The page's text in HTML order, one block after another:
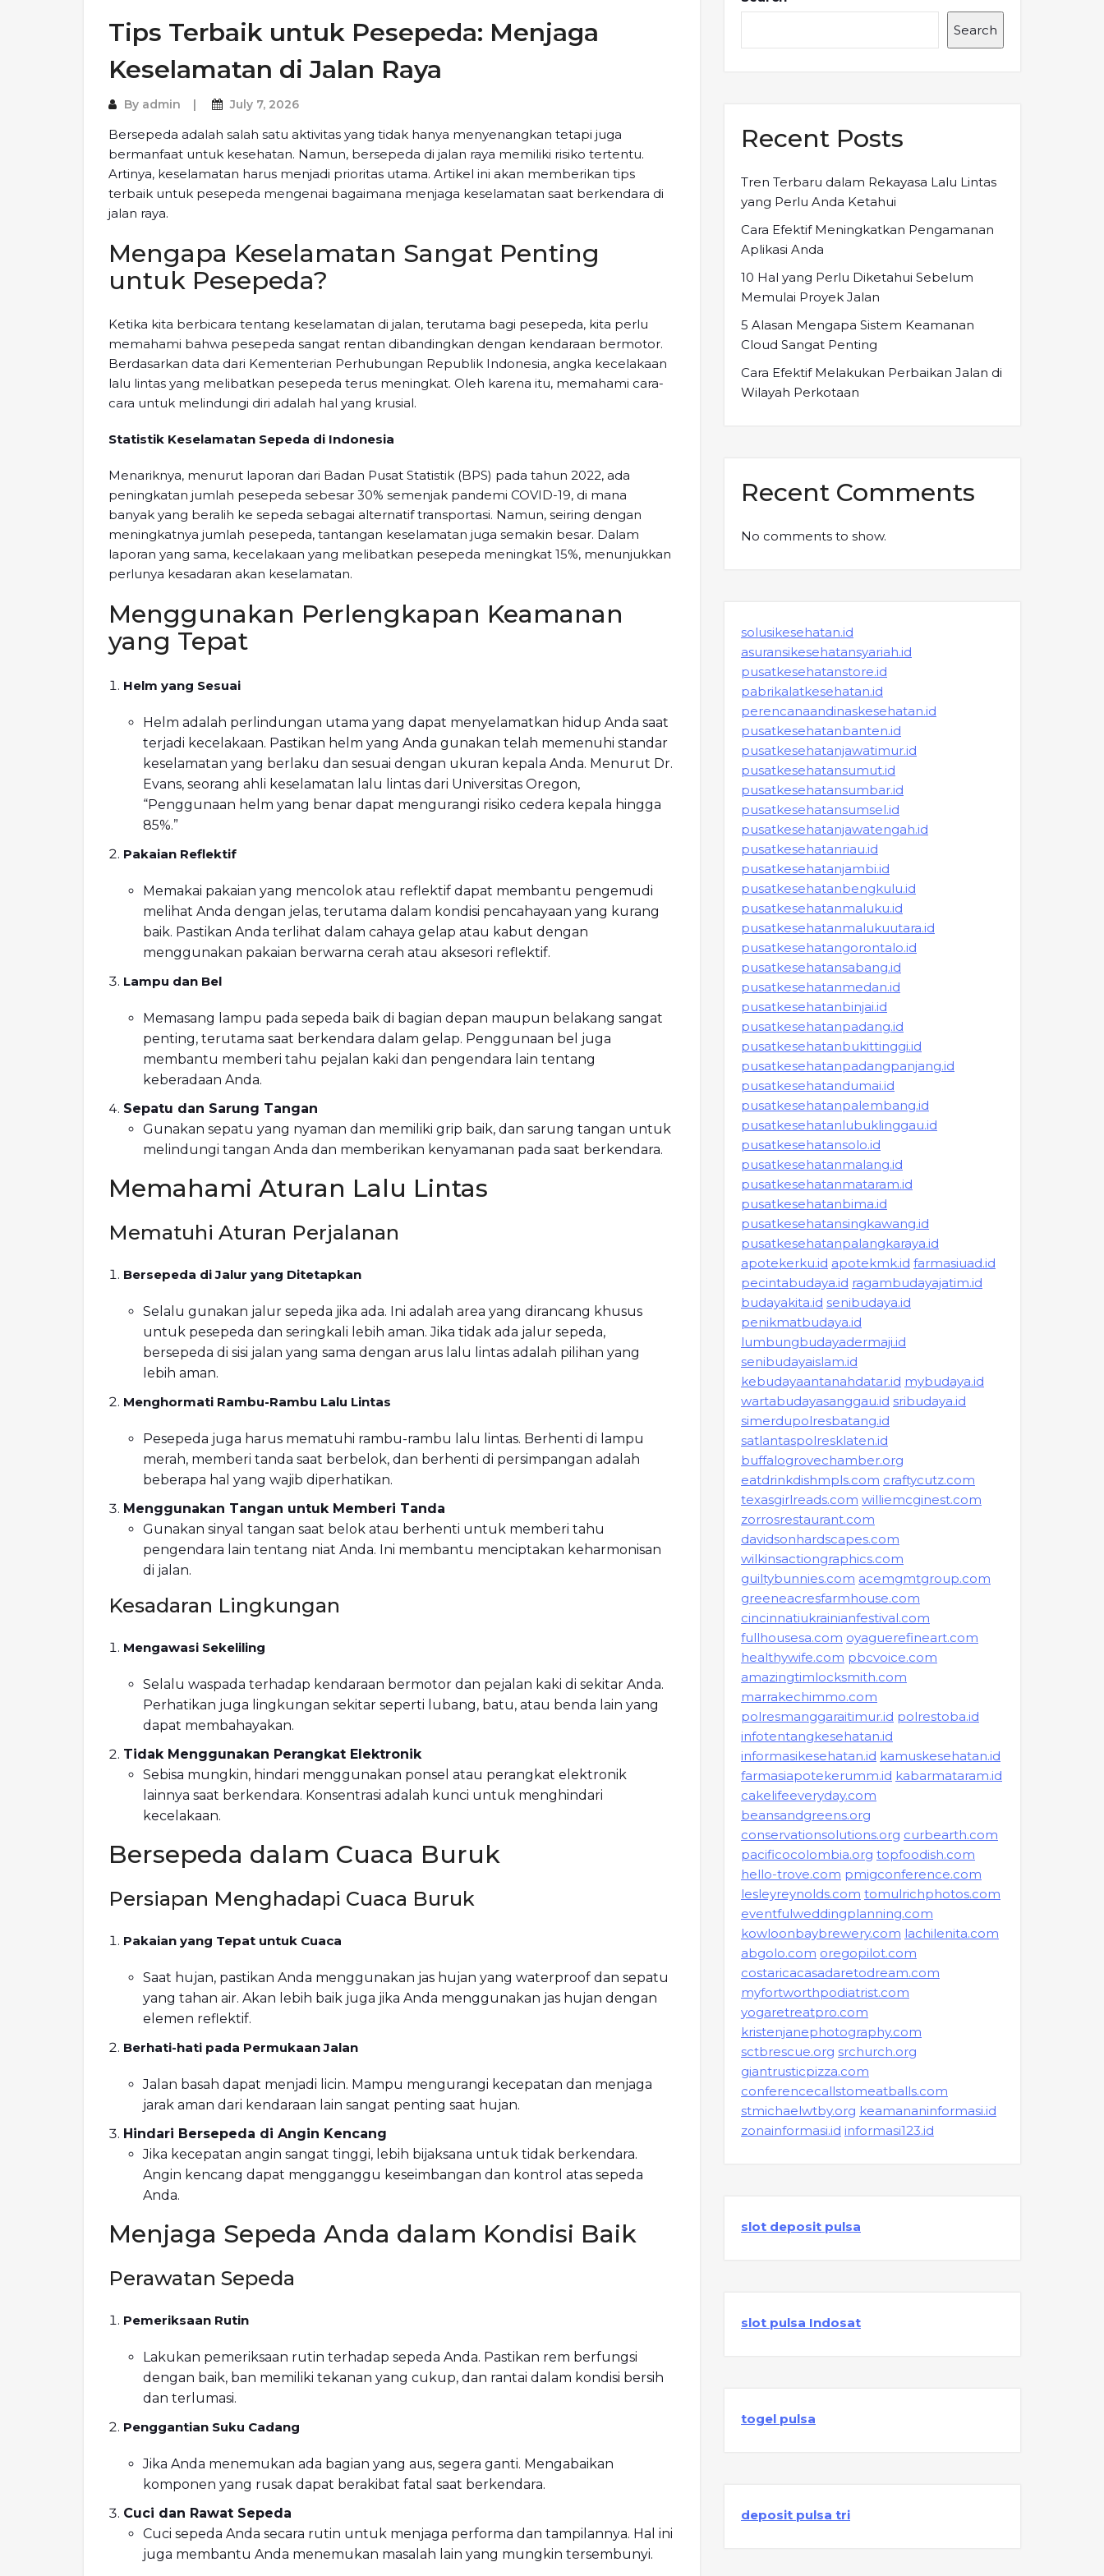
Tips Terbaik untuk Pesepeda: Menjaga
Keselamatan di Jalan Raya
By admin July 7, 2026
Bersepeda adalah salah satu aktivitas yang tidak hanya menyenangkan tetapi juga
bermanfaat untuk kesehatan. Namun, bersepeda di jalan raya memiliki risiko tertentu.
Artinya, keselamatan harus menjadi prioritas utama. Artikel ini akan memberikan tips
terbaik untuk pesepeda mengenai bagaimana menjaga keselamatan saat berkendara di
jalan raya.
Mengapa Keselamatan Sangat Penting
untuk Pesepeda?
Ketika kita berbicara tentang keselamatan di jalan, terutama bagi pesepeda, kita perlu
memahami bahwa pesepeda sangat rentan dibandingkan dengan kendaraan bermotor.
Berdasarkan data dari Kementerian Perhubungan Republik Indonesia, angka kecelakaan
lalu lintas yang melibatkan pesepeda terus meningkat. Oleh karena itu, memahami cara-
cara untuk melindungi diri adalah hal yang krusial.
Statistik Keselamatan Sepeda di Indonesia
Menariknya, menurut laporan dari Badan Pusat Statistik (BPS) pada tahun 2022, ada
peningkatan jumlah pesepeda sebesar 30% semenjak pandemi COVID-19, di mana
banyak yang beralih ke sepeda sebagai alternatif transportasi. Namun, seiring dengan
meningkatnya jumlah pesepeda, tantangan keselamatan juga semakin besar. Dalam
laporan yang sama, kecelakaan yang melibatkan pesepeda meningkat 15%, menunjukkan
perlunya kesadaran akan keselamatan.
Menggunakan Perlengkapan Keamanan
yang Tepat
Helm yang Sesuai
Helm adalah perlindungan utama yang dapat menyelamatkan hidup Anda saat
terjadi kecelakaan. Pastikan helm yang Anda gunakan telah memenuhi standar
keselamatan yang berlaku dan sesuai dengan ukuran kepala Anda. Menurut Dr.
Evans, seorang ahli keselamatan lalu lintas dari Universitas Oregon,
“Penggunaan helm yang benar dapat mengurangi risiko cedera kepala hingga
85%.”
Pakaian Reflektif
Memakai pakaian yang mencolok atau reflektif dapat membantu pengemudi
melihat Anda dengan jelas, terutama dalam kondisi pencahayaan yang kurang
baik. Pastikan Anda terlihat dalam cahaya gelap atau kabut dengan
menggunakan pakaian berwarna cerah atau aksesori reflektif.
Lampu dan Bel
Memasang lampu pada sepeda baik di bagian depan maupun belakang sangat
penting, terutama saat berkendara dalam gelap. Penggunaan bel juga
membantu memberi tahu pejalan kaki dan pengendara lain tentang
keberadaan Anda.
Sepatu dan Sarung Tangan
Gunakan sepatu yang nyaman dan memiliki grip baik, dan sarung tangan untuk
melindungi tangan Anda dan memberikan kenyamanan pada saat berkendara.
Memahami Aturan Lalu Lintas
Mematuhi Aturan Perjalanan
Bersepeda di Jalur yang Ditetapkan
Selalu gunakan jalur sepeda jika ada. Ini adalah area yang dirancang khusus
untuk pesepeda dan seringkali lebih aman. Jika tidak ada jalur sepeda,
bersepeda di sisi jalan yang sama dengan arus lalu lintas adalah pilihan yang
lebih aman.
Menghormati Rambu-Rambu Lalu Lintas
Pesepeda juga harus mematuhi rambu-rambu lalu lintas. Berhenti di lampu
merah, memberi tanda saat berbelok, dan berhenti di persimpangan adalah
beberapa hal yang wajib diperhatikan.
Menggunakan Tangan untuk Memberi Tanda
Gunakan sinyal tangan saat belok atau berhenti untuk memberi tahu
pengendara lain tentang niat Anda. Ini membantu menciptakan keharmonisan
di jalan.
Kesadaran Lingkungan
Mengawasi Sekeliling
Selalu waspada terhadap kendaraan bermotor dan pejalan kaki di sekitar Anda.
Perhatikan juga lingkungan sekitar seperti lubang, batu, atau benda lain yang
dapat membahayakan.
Tidak Menggunakan Perangkat Elektronik
Sebisa mungkin, hindari menggunakan ponsel atau perangkat elektronik
lainnya saat berkendara. Konsentrasi adalah kunci untuk menghindari
kecelakaan.
Bersepeda dalam Cuaca Buruk
Persiapan Menghadapi Cuaca Buruk
Pakaian yang Tepat untuk Cuaca
Saat hujan, pastikan Anda menggunakan jas hujan yang waterproof dan sepatu
yang tahan air. Akan lebih baik juga jika Anda menggunakan jas hujan dengan
elemen reflektif.
Berhati-hati pada Permukaan Jalan
Jalan basah dapat menjadi licin. Mampu mengurangi kecepatan dan menjaga
jarak aman dari kendaraan lain sangat penting saat hujan.
Hindari Bersepeda di Angin Kencang
Jika kecepatan angin sangat tinggi, lebih bijaksana untuk tidak berkendara.
Angin kencang dapat mengganggu keseimbangan dan kontrol atas sepeda
Anda.
Menjaga Sepeda Anda dalam Kondisi Baik
Perawatan Sepeda
Pemeriksaan Rutin
Lakukan pemeriksaan rutin terhadap sepeda Anda. Pastikan rem berfungsi
dengan baik, ban memiliki tekanan yang cukup, dan rantai dalam kondisi bersih
dan terlumasi.
Penggantian Suku Cadang
Jika Anda menemukan ada bagian yang aus, segera ganti. Mengabaikan
komponen yang rusak dapat berakibat fatal saat berkendara.
Cuci dan Rawat Sepeda
Cuci sepeda Anda secara rutin untuk menjaga performa dan tampilannya. Hal ini
juga membantu Anda menemukan masalah lain yang mungkin tersembunyi.
Search
Recent Posts
Tren Terbaru dalam Rekayasa Lalu Lintas
yang Perlu Anda Ketahui
Cara Efektif Meningkatkan Pengamanan
Aplikasi Anda
10 Hal yang Perlu Diketahui Sebelum
Memulai Proyek Jalan
5 Alasan Mengapa Sistem Keamanan
Cloud Sangat Penting
Cara Efektif Melakukan Perbaikan Jalan di
Wilayah Perkotaan
Recent Comments
No comments to show.
solusikesehatan.id
asuransikesehatansyariah.id
pusatkesehatanstore.id
pabrikalatkesehatan.id
perencanaandinaskesehatan.id
pusatkesehatanbanten.id
pusatkesehatanjawatimur.id
pusatkesehatansumut.id
pusatkesehatansumbar.id
pusatkesehatansumsel.id
pusatkesehatanjawatengah.id
pusatkesehatanriau.id
pusatkesehatanjambi.id
pusatkesehatanbengkulu.id
pusatkesehatanmaluku.id
pusatkesehatanmalukuutara.id
pusatkesehatangorontalo.id
pusatkesehatansabang.id
pusatkesehatanmedan.id
pusatkesehatanbinjai.id
pusatkesehatanpadang.id
pusatkesehatanbukittinggi.id
pusatkesehatanpadangpanjang.id
pusatkesehatandumai.id
pusatkesehatanpalembang.id
pusatkesehatanlubuklinggau.id
pusatkesehatansolo.id
pusatkesehatanmalang.id
pusatkesehatanmataram.id
pusatkesehatanbima.id
pusatkesehatansingkawang.id
pusatkesehatanpalangkaraya.id
apotekerku.id apotekmk.id farmasiuad.id
pecintabudaya.id ragambudayajatim.id
budayakita.id senibudaya.id
penikmatbudaya.id
lumbungbudayadermaji.id
senibudayaislam.id
kebudayaantanahdatar.id mybudaya.id
wartabudayasanggau.id sribudaya.id
simerdupolresbatang.id
satlantaspolresklaten.id
buffalogrovechamber.org
eatdrinkdishmpls.com craftycutz.com
texasgirlreads.com williemcginest.com
zorrosrestaurant.com
davidsonhardscapes.com
wilkinsactiongraphics.com
guiltybunnies.com acemgmtgroup.com
greeneacresfarmhouse.com
cincinnatiukrainianfestival.com
fullhousesa.com oyaguerefineart.com
healthywife.com pbcvoice.com
amazingtimlocksmith.com
marrakechimmo.com
polresmanggaraitimur.id polrestoba.id
infotentangkesehatan.id
informasikesehatan.id kamuskesehatan.id
farmasiapotekerumm.id kabarmataram.id
cakelifeeveryday.com
beansandgreens.org
conservationsolutions.org curbearth.com
pacificocolombia.org topfoodish.com
hello-trove.com pmigconference.com
lesleyreynolds.com tomulrichphotos.com
eventfulweddingplanning.com
kowloonbaybrewery.com lachilenita.com
abgolo.com oregopilot.com
costaricacasadaretodream.com
myfortworthpodiatrist.com
yogaretreatpro.com
kristenjanephotography.com
sctbrescue.org srchurch.org
giantrusticpizza.com
conferencecallstomeatballs.com
stmichaelwtby.org keamananinformasi.id
zonainformasi.id informasi123.id
slot deposit pulsa
slot pulsa Indosat
togel pulsa
deposit pulsa tri